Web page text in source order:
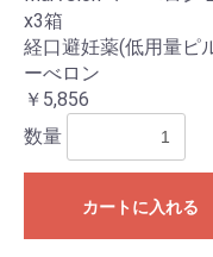
x3箱
経口避妊薬(低用量ピ
ーべロン
￥5,856
数量
カートに入れる